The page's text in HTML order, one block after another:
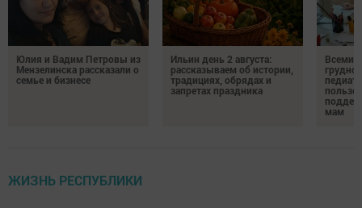
Юлия и Вадим Петровы из
Мензелинска рассказали о
семье и бизнесе
Ильин день 2 августа:
рассказываем об истории,
традициях, обрядах и
запретах праздника
пользе
мам
ЖИЗНЬ РЕСПУБЛИКИ